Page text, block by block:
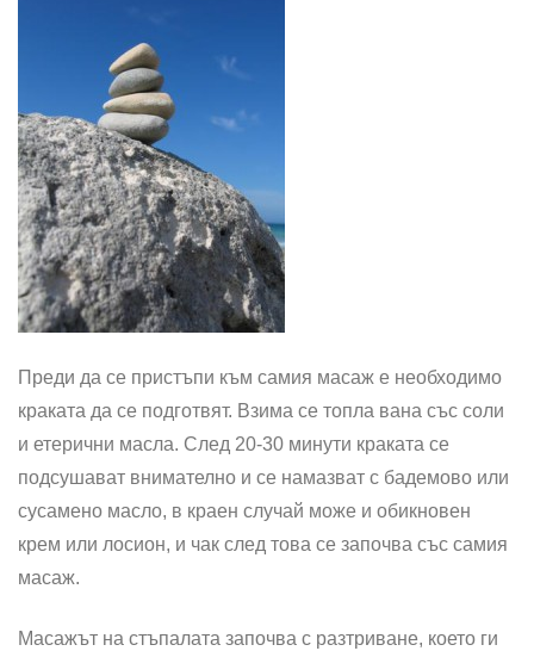
Преди да се пристъпи към самия масаж е необходимо
краката да се подготвят. Взима се топла вана със соли
и етерични масла. След 20-30 минути краката се
подсушават внимателно и се намазват с бадемово или
сусамено масло, в краен случай може и обикновен
крем или лосион, и чак след това се започва със самия
масаж.
Масажът на стъпалата започва с разтриване, което ги